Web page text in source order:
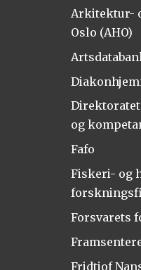
Arkitektur-
Oslo (AHO)
og
Fafo
Fiskeri- og
Forsvarets
Fridtjof